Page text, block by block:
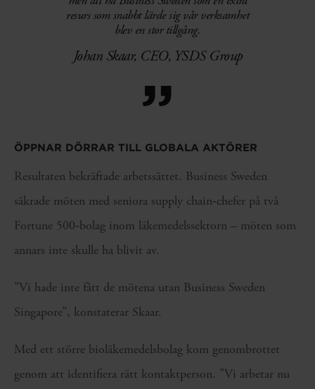
resurs som snabbt lärde sig vår verksamhet
blev en stor tillgång.
Johan Skaar, CEO, YSDS Group
”
ÖPPNAR DÖRRAR TILL GLOBALA AKTÖRER
Resultaten bekräftade arbetssättet. Business Sweden
säkrade möten med seniora supply chain‑chefer på två
Fortune 500‑bolag inom läkemedelssektorn – möten som
annars inte skulle ha blivit av.
”Vi hade inte fått de mötena utan Business Sweden
Singapore”, konstaterar Skaar.
Med ett större bioläkemedelsbolag kom genombrottet
genom att identifiera rätt kontaktperson. ”Vi arbetar nu